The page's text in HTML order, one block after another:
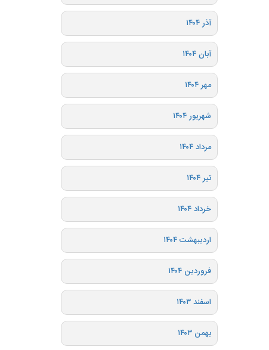
آذر ۱۴۰۴
آبان ۱۴۰۴
مهر ۱۴۰۴
شهریور ۱۴۰۴
مرداد ۱۴۰۴
تیر ۱۴۰۴
خرداد ۱۴۰۴
اردیبهشت ۱۴۰۴
فروردین ۱۴۰۴
اسفند ۱۴۰۳
بهمن ۱۴۰۳